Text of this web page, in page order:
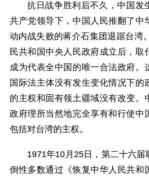
抗日战争胜利后不久，中国发
共产党领导下，中国人民推翻了中
动内战失败的蒋介石集团退踞台湾
民共和国中央人民政府成立后，取
成为代表全中国的唯一合法政府。
国际法主体没有发生变化情况下的
的主权和固有领土疆域没有改变。
政府理所当然地完全享有和行使中
包括对台湾的主权。
1971年10月25日，第二十六届
倒性多数通过《恢复中华人民共和